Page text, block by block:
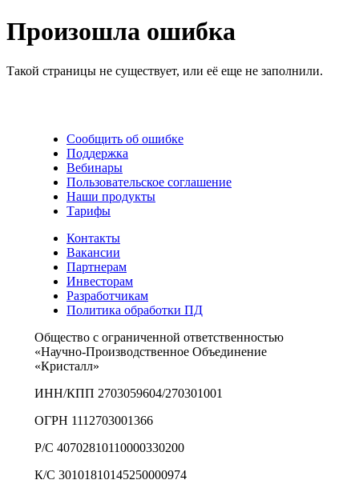
Произошла ошибка
Такой страницы не существует, или её еще не заполнили.
Сообщить об ошибке
Поддержка
Вебинары
Пользовательское соглашение
Наши продукты
Тарифы
Контакты
Вакансии
Партнерам
Инвесторам
Разработчикам
Политика обработки ПД
Общество с ограниченной ответственностью
«Научно-Производственное Объединение
«Кристалл»
ИНН/КПП 2703059604/270301001
ОГРН 1112703001366
Р/С 40702810110000330200
К/С 30101810145250000974